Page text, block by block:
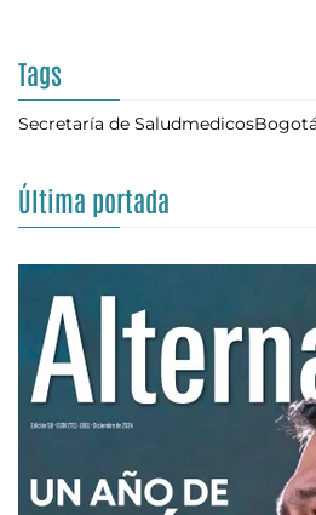
Tags
Secretaría de SaludmedicosBogotá
Última portada